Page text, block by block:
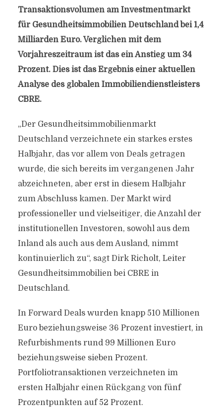
Transaktionsvolumen am Investmentmarkt
für Gesundheitsimmobilien Deutschland bei 1,4
Milliarden Euro. Verglichen mit dem
Vorjahreszeitraum ist das ein Anstieg um 34
Prozent. Dies ist das Ergebnis einer aktuellen
Analyse des globalen Immobiliendienstleisters
CBRE.
„Der Gesundheitsimmobilienmarkt
Deutschland verzeichnete ein starkes erstes
Halbjahr, das vor allem von Deals getragen
wurde, die sich bereits im vergangenen Jahr
abzeichneten, aber erst in diesem Halbjahr
zum Abschluss kamen. Der Markt wird
professioneller und vielseitiger, die Anzahl der
institutionellen Investoren, sowohl aus dem
Inland als auch aus dem Ausland, nimmt
kontinuierlich zu“, sagt Dirk Richolt, Leiter
Gesundheitsimmobilien bei CBRE in
Deutschland.
In Forward Deals wurden knapp 510 Millionen
Euro beziehungsweise 36 Prozent investiert, in
Refurbishments rund 99 Millionen Euro
beziehungsweise sieben Prozent.
Portfoliotransaktionen verzeichneten im
ersten Halbjahr einen Rückgang von fünf
Prozentpunkten auf 52 Prozent.